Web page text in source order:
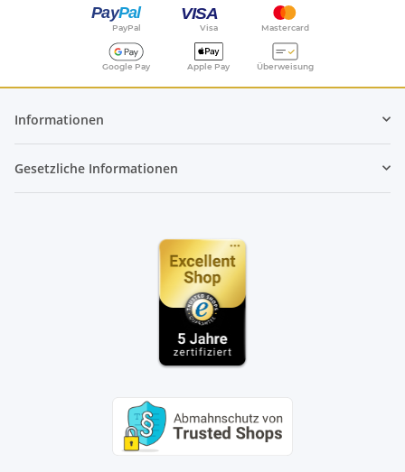
PayPal Visa Mastercard
Google Pay Apple Pay Überweisung
Informationen
Gesetzliche Informationen